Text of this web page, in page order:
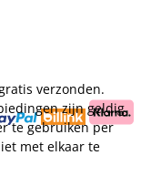
verzonden.
zijn geldig
te gebruiken per
met elkaar te